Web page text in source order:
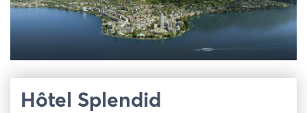
Hôtel Splendid